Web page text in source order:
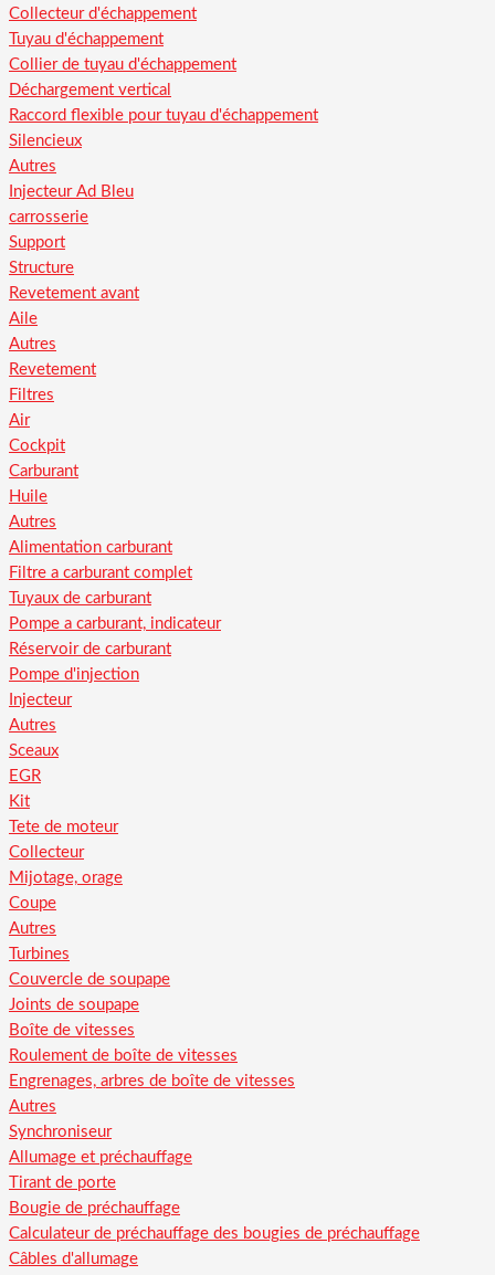
Collecteur d'échappement
Tuyau d'échappement
Collier de tuyau d'échappement
Déchargement vertical
Raccord flexible pour tuyau d'échappement
Silencieux
Autres
Injecteur Ad Bleu
carrosserie
Support
Structure
Revetement avant
Aile
Autres
Revetement
Filtres
Air
Cockpit
Carburant
Huile
Autres
Alimentation carburant
Filtre a carburant complet
Tuyaux de carburant
Pompe a carburant, indicateur
Réservoir de carburant
Pompe d'injection
Injecteur
Autres
Sceaux
EGR
Kit
Tete de moteur
Collecteur
Mijotage, orage
Coupe
Autres
Turbines
Couvercle de soupape
Joints de soupape
Boîte de vitesses
Roulement de boîte de vitesses
Engrenages, arbres de boîte de vitesses
Autres
Synchroniseur
Allumage et préchauffage
Tirant de porte
Bougie de préchauffage
Calculateur de préchauffage des bougies de préchauffage
Câbles d'allumage